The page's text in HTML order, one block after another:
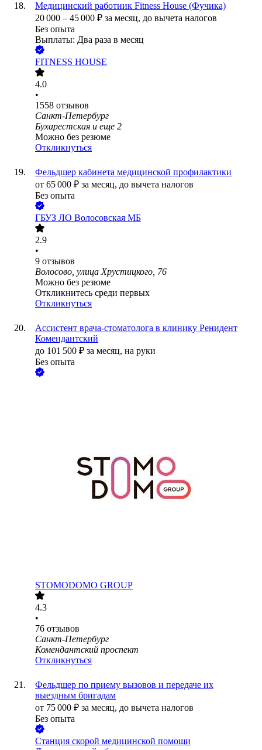
Медицинский работник Fitness House (Фучика)
20 000 – 45 000 ₽ за месяц, до вычета налогов
Без опыта
Выплаты: Два раза в месяц
FITNESS HOUSE
4.0
•
1558 отзывов
Санкт-Петербург
Бухарестская и еще 2
Можно без резюме
Откликнуться
Фельдшер кабинета медицинской профилактики
от 65 000 ₽ за месяц, до вычета налогов
Без опыта
ГБУЗ ЛО Волосовская МБ
2.9
•
9 отзывов
Волосово, улица Хрустицкого, 76
Можно без резюме
Откликнитесь среди первых
Откликнуться
Ассистент врача-стоматолога в клинику Ренидент
Комендантский
до 101 500 ₽ за месяц, на руки
Без опыта
STOMODOMO GROUP
4.3
•
76 отзывов
Санкт-Петербург
Комендантский проспект
Откликнуться
Фельдшер по приему вызовов и передаче их
выездным бригадам
от 75 000 ₽ за месяц, до вычета налогов
Без опыта
Станция скорой медицинской помощи